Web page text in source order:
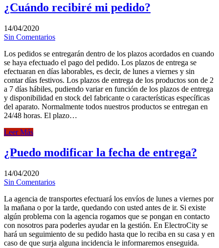
¿Cuándo recibiré mi pedido?
14/04/2020
Sin Comentarios
Los pedidos se entregarán dentro de los plazos acordados en cuando
se haya efectuado el pago del pedido. Los plazos de entrega se
efectuaran en días laborables, es decir, de lunes a viernes y sin
contar días festivos. Los plazos de entrega de los productos son de 2
a 7 días hábiles, pudiendo variar en función de los plazos de entrega
y disponibilidad en stock del fabricante o características específicas
del aparato. Normalmente todos nuestros productos se entregan en
24/48 horas. El plazo…
Leer Más
¿Puedo modificar la fecha de entrega?
14/04/2020
Sin Comentarios
La agencia de transportes efectuará los envíos de lunes a viernes por
la mañana o por la tarde, quedando con usted antes de ir. Si existe
algún problema con la agencia rogamos que se pongan en contacto
con nosotros para poderles ayudar en la gestión. En ElectroCity se
hará un seguimiento de su pedido hasta que lo reciba en su casa y en
caso de que surja alguna incidencia le informaremos enseguida.